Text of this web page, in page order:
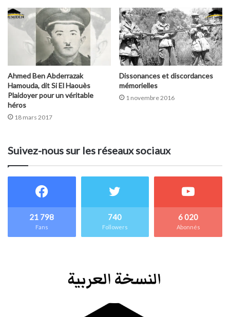
Ahmed Ben Abderrazak
Hamouda, dit Si El Haouès
Plaidoyer pour un véritable
héros
18 mars 2017
Dissonances et discordances
mémorielles
1 novembre 2016
Suivez-nous sur les réseaux sociaux
21 798
Fans
740
Followers
6 020
Abonnés